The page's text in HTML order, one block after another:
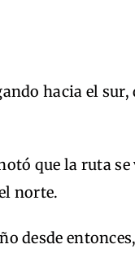
hacia el
que la ruta
norte.
desde